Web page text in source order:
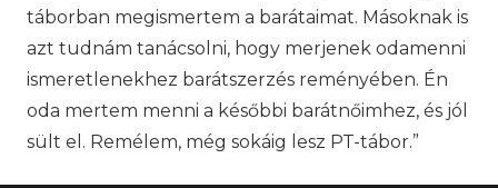
táborban megismertem a barátaimat. Másoknak is
azt tudnám tanácsolni, hogy merjenek odamenni
ismeretlenekhez barátszerzés reményében. Én
oda mertem menni a későbbi barátnőimhez, és jól
sült el. Remélem, még sokáig lesz PT-tábor.”